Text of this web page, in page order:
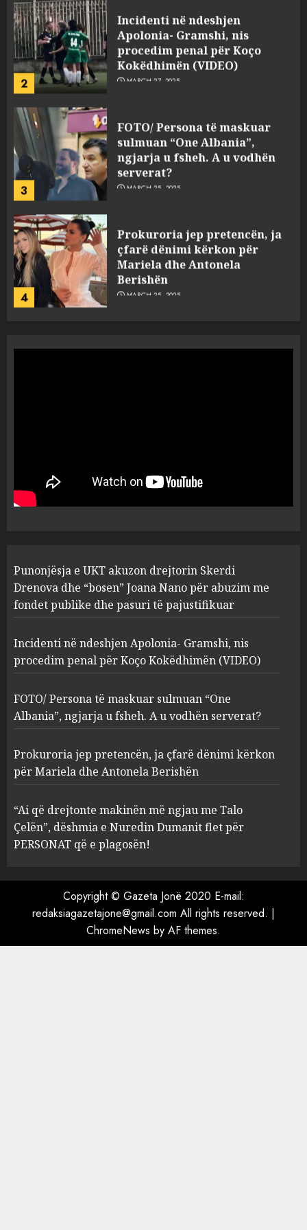
2
Incidenti në ndeshjen
Apolonia- Gramshi, nis
procedim penal për Koço
Kokëdhimën (VIDEO)
MARCH 27, 2025
3
FOTO/ Persona të maskuar
sulmuan “One Albania”,
ngjarja u fsheh. A u vodhën
serverat?
MARCH 25, 2025
4
Prokuroria jep pretencën, ja
çfarë dënimi kërkon për
Mariela dhe Antonela
Berishën
MARCH 25, 2025
1
“bosen” Joana Nano për
abuzim me fondet publike dhe
pasuri të pajustifikuar
2
Apolonia- Gramshi, nis
procedim penal për Koço
Kokëdhimën (VIDEO)
MARCH 27, 2025
3
FOTO/ Persona të maskuar
sulmuan “One Albania”,
ngjarja u fsheh. A u vodhën
serverat?
MARCH 25, 2025
4
Prokuroria jep pretencën, ja
çfarë dënimi kërkon për
Berishën
MARCH 25, 2025
ngjau me Talo Çelën”,
dëshmia e Nuredin Dumanit
flet për PERSONAT që e
plagosën!
Punonjësja e UKT akuzon drejtorin Skerdi
Drenova dhe “bosen” Joana Nano për abuzim me
fondet publike dhe pasuri të pajustifikuar
Incidenti në ndeshjen Apolonia- Gramshi, nis
procedim penal për Koço Kokëdhimën (VIDEO)
FOTO/ Persona të maskuar sulmuan “One
Albania”, ngjarja u fsheh. A u vodhën serverat?
Prokuroria jep pretencën, ja çfarë dënimi kërkon
për Mariela dhe Antonela Berishën
“Ai që drejtonte makinën më ngjau me Talo
Çelën”, dëshmia e Nuredin Dumanit flet për
PERSONAT që e plagosën!
Copyright © Gazeta Jonë 2020 E-mail:
redaksiagazetajone@gmail.com All rights reserved. |
ChromeNews by AF themes.